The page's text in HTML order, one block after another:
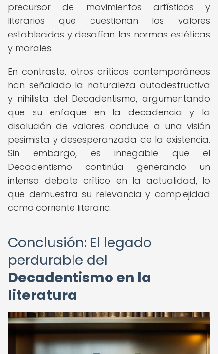
precursor de movimientos artísticos y
literarios que cuestionan los valores
establecidos y desafían las normas estéticas
y morales.
En contraste, otros críticos contemporáneos
han señalado la naturaleza autodestructiva
y nihilista del Decadentismo, argumentando
que su enfoque en la decadencia y la
disolución de valores conduce a una visión
pesimista y desesperanzada de la existencia.
Sin embargo, es innegable que el
Decadentismo continúa generando un
intenso debate crítico en la actualidad, lo
que demuestra su relevancia y complejidad
como corriente literaria.
Conclusión: El legado
perdurable del
Decadentismo en la
literatura